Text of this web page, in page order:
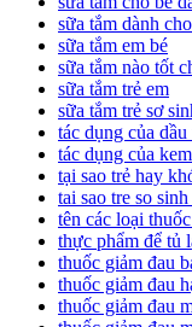
sữa tắm dành
sữa tắm em bé
sữa tắm nào tốt
sữa tắm trẻ em
sữa tắm trẻ sơ
tác dụng của
tác dụng của
tại sao trẻ hay
tai sao tre so
tên các loại
thực phẩm để tủ
thuốc giảm đau
thuốc giảm đau
thuốc giảm đau